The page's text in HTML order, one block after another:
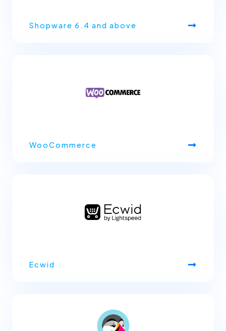
Shopware 6.4 and above
WooCommerce
Ecwid